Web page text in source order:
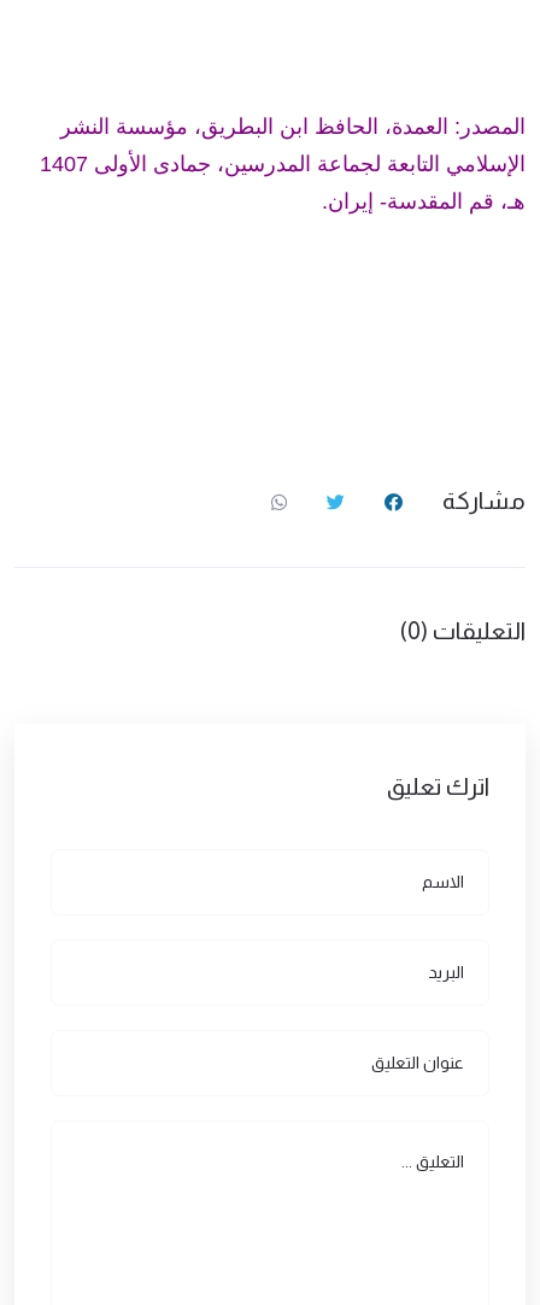
المصدر: العمدة، الحافظ ابن البطريق، مؤسسة النشر
الإسلامي التابعة لجماعة المدرسين، جمادى الأولى 1407
هـ، قم المقدسة- إيران.
مشاركة
التعليقات (0)
اترك تعليق